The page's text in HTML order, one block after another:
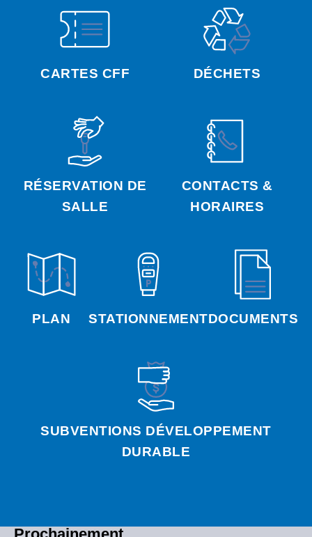
CARTES CFF DÉCHETS
RÉSERVATION DE
SALLE
CONTACTS &
HORAIRES
PLAN STATIONNEMENTDOCUMENTS
SUBVENTIONS DÉVELOPPEMENT
DURABLE